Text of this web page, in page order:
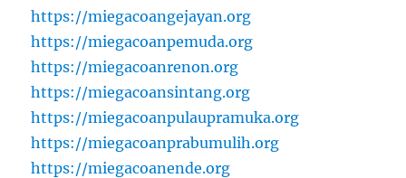
https://miegacoangejayan.org
https://miegacoanpemuda.org
https://miegacoanrenon.org
https://miegacoansintang.org
https://miegacoanpulaupramuka.org
https://miegacoanprabumulih.org
https://miegacoanende.org